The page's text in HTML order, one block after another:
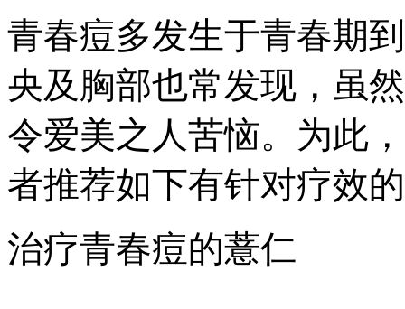
青春痘多发生于青春期
央及胸部也常发现，虽
令爱美之人苦恼。为此
者推荐如下有针对疗效
治疗青春痘的薏仁